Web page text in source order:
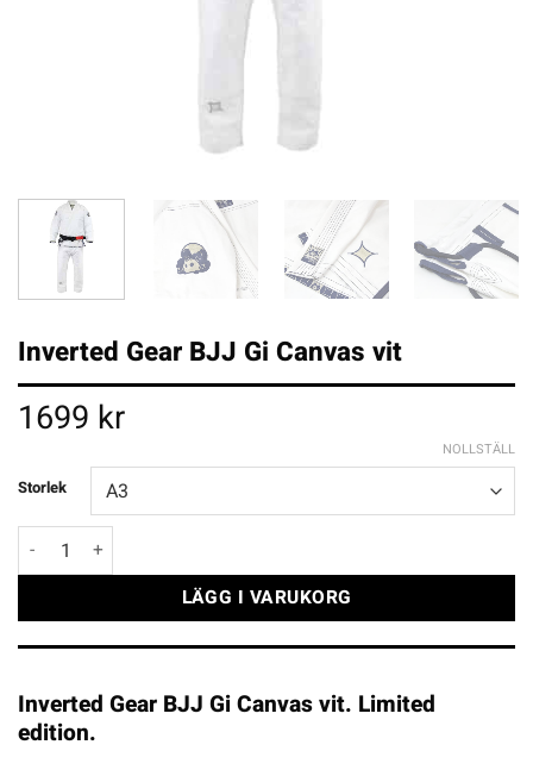
Inverted Gear BJJ Gi Canvas vit
1699 kr
Storlek
NOLLSTÄLL
Inverted Gear BJJ Gi Canvas vit mängd
LÄGG I VARUKORG
Inverted Gear BJJ Gi Canvas vit. Limited
edition.